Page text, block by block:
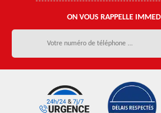
ON VOUS RAPPELLE